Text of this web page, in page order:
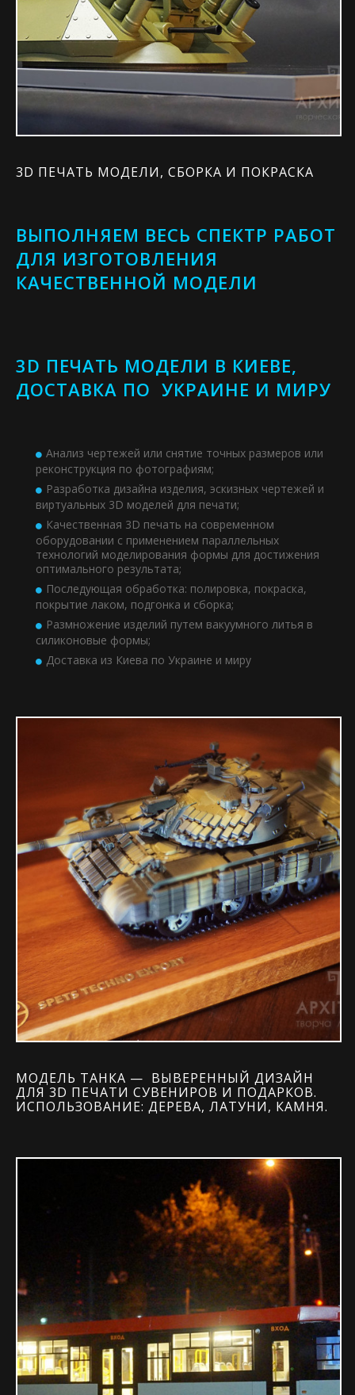
3D ПЕЧАТЬ МОДЕЛИ, СБОРКА И ПОКРАСКА
ВЫПОЛНЯЕМ ВЕСЬ СПЕКТР РАБОТ
ДЛЯ ИЗГОТОВЛЕНИЯ
КАЧЕСТВЕННОЙ МОДЕЛИ
3D ПЕЧАТЬ МОДЕЛИ В КИЕВЕ,
ДОСТАВКА ПО УКРАИНЕ И МИРУ
Анализ чертежей или снятие точных размеров или
реконструкция по фотографиям;
Разработка дизайна изделия, эскизных чертежей и
виртуальных 3D моделей для печати;
Качественная 3D печать на современном
оборудовании с применением параллельных
технологий моделирования формы для достижения
оптимального результата;
Последующая обработка: полировка, покраска,
покрытие лаком, подгонка и сборка;
Размножение изделий путем вакуумного литья в
силиконовые формы;
Доставка из Киева по Украине и миру
МОДЕЛЬ ТАНКА — ВЫВЕРЕННЫЙ ДИЗАЙН
ДЛЯ 3D ПЕЧАТИ СУВЕНИРОВ И ПОДАРКОВ.
ИСПОЛЬЗОВАНИЕ: ДЕРЕВА, ЛАТУНИ, КАМНЯ.